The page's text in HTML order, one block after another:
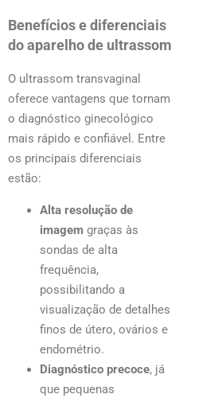
Benefícios e diferenciais
do aparelho de ultrassom
O ultrassom transvaginal
oferece vantagens que tornam
o diagnóstico ginecológico
mais rápido e confiável. Entre
os principais diferenciais
estão:
Alta resolução de
imagem graças às
sondas de alta
frequência,
possibilitando a
visualização de detalhes
finos de útero, ovários e
endométrio.
Diagnóstico precoce, já
que pequenas